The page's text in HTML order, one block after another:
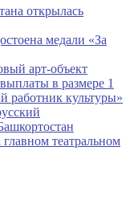
открылась
медали «За
арт-объект
в размере 1
работник культуры»
театральном